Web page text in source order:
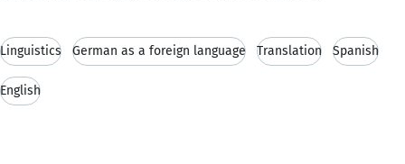
Linguistics German as a foreign language Translation Spanish
English